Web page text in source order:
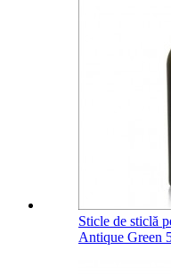
Sticle de sticlă
Antique Green